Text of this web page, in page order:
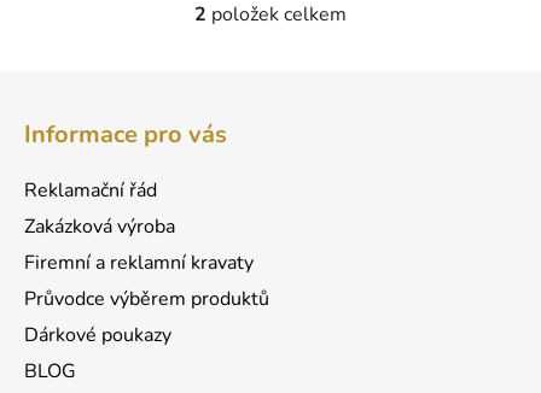
O
2 položek celkem
Informace pro vás
Reklamační řád
Zakázková výroba
Firemní a reklamní kravaty
Průvodce výběrem produktů
Dárkové poukazy
BLOG